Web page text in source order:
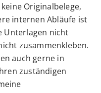
Originalbelege,
internen Abläufe ist
Unterlagen nicht
zusammenkleben.
auch gerne in
zuständigen